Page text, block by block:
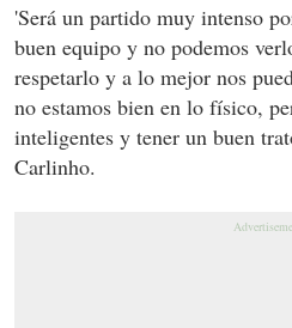
'Será un partido muy intenso
buen equipo y no podemos
respetarlo y a lo mejor nos
no estamos bien en lo físico,
inteligentes y tener un buen
Carlinho.